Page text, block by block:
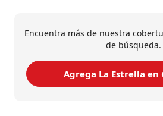
Encuentra más de nuestra
de búsqueda.
Agrega La Estrella en